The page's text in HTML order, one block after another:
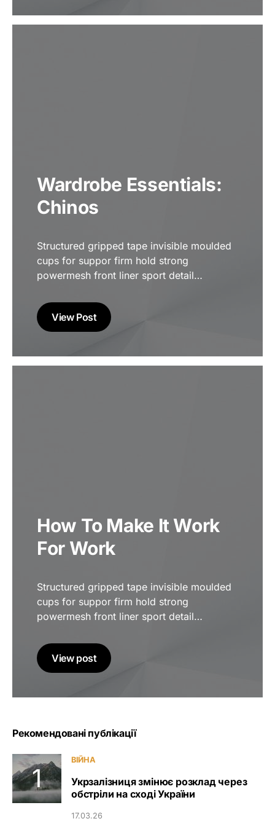
Wardrobe Essentials:
Chinos
Structured gripped tape invisible moulded
cups for suppor firm hold strong
powermesh front liner sport detail…
View Post
How To Make It Work
For Work
Structured gripped tape invisible moulded
cups for suppor firm hold strong
powermesh front liner sport detail…
View post
Рекомендовані публікації
ВІЙНА
Укрзалізниця змінює розклад через
обстріли на сході України
17.03.26